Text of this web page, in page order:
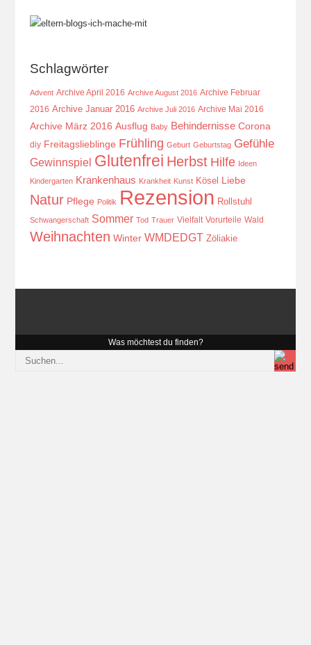
Schlagwörter
Advent Archive April 2016 Archive August 2016 Archive Februar
2016 Archive Januar 2016 Archive Juli 2016 Archive Mai 2016
Archive März 2016 Ausflug Baby Behindernisse Corona
diy Freitagslieblinge Frühling Geburt Geburtstag Gefühle
Gewinnspiel Glutenfrei Herbst Hilfe Ideen
Kindergarten Krankenhaus Krankheit Kunst Kösel Liebe
Natur Pflege Politik Rezension Rollstuhl
Schwangerschaft Sommer Tod Trauer Vielfalt Vorurteile Wald
Weihnachten Winter WMDEDGT Zöliakie
Was möchtest du finden?